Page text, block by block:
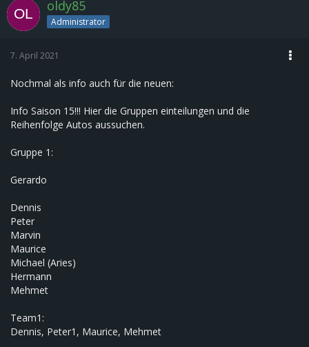
oldy85
Administrator
7. April 2021
Nochmal als info auch für die neuen:
Info Saison 15!!! Hier die Gruppen einteilungen und die
Reihenfolge Autos aussuchen.
Gruppe 1:
Gerardo
Dennis
Peter
Marvin
Maurice
Michael (Aries)
Hermann
Mehmet
Team1:
Dennis, Peter1, Maurice, Mehmet